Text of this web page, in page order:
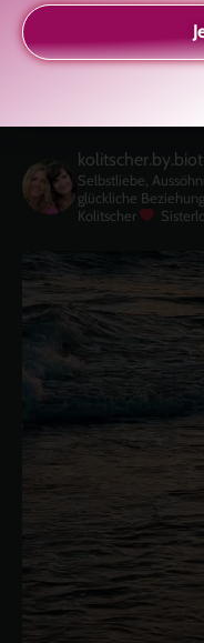
Selbstliebe,
glückliche
Kolitscher